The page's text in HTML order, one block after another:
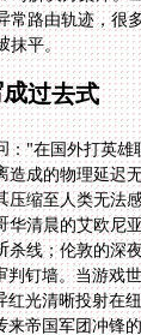
抹平。
过去式
："在国外打英
造成的物理延迟
压缩至人类无
华清晨的艾欧尼
杀线；伦敦的深
判钉墙。当游戏
红光清晰投射在
来帝国军团冲锋